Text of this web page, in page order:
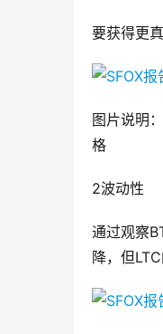
要获得更
图片说明
格
2波动性
通过观察
降，但